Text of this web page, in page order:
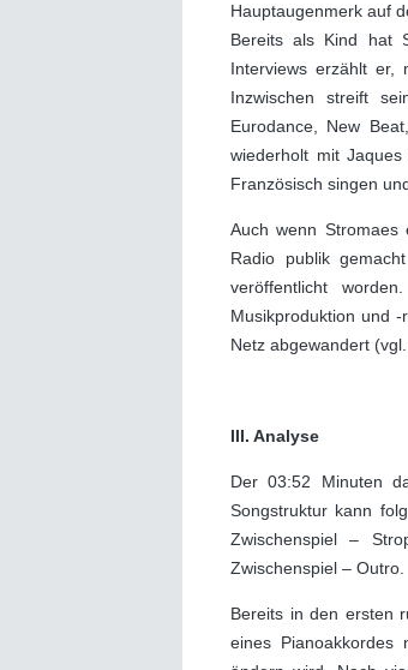
Hauptaugenmerk auf
Bereits als Kind hat
Interviews erzählt er,
Inzwischen streift
Eurodance, New
wiederholt mit
Französisch singen
Auch wenn Stromaes
Radio publik
veröffentlicht
Musikproduktion und
Netz abgewandert
III. Analyse
Der 03:52 Minuten
Songstruktur kann
Zwischenspiel –
Zwischenspiel – Outro.
Bereits in den ersten
eines